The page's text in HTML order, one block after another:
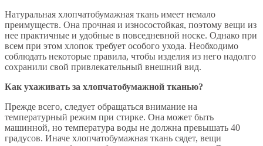
Натуральная хлопчатобумажная ткань имеет немало
преимуществ. Она прочная и износостойкая, поэтому вещи из
нее практичные и удобные в повседневной носке. Однако при
всем при этом хлопок требует особого ухода. Необходимо
соблюдать некоторые правила, чтобы изделия из него надолго
сохранили свой привлекательный внешний вид.
Как ухаживать за хлопчатобумажной тканью?
Прежде всего, следует обращаться внимание на
температурный режим при стирке. Она может быть
машинной, но температура воды не должна превышать 40
градусов. Иначе хлопчатобумажная ткань сядет, вещи